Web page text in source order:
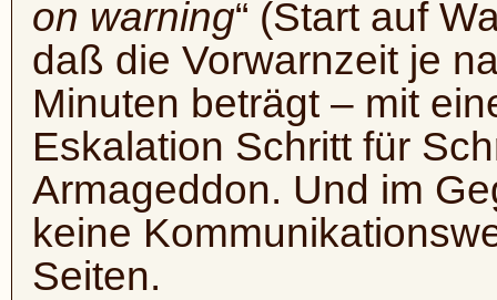
on warning“ (Start auf
daß die Vorwarnzeit je
Minuten beträgt – mit
Eskalation Schritt für
Armageddon. Und im
keine
Seiten.